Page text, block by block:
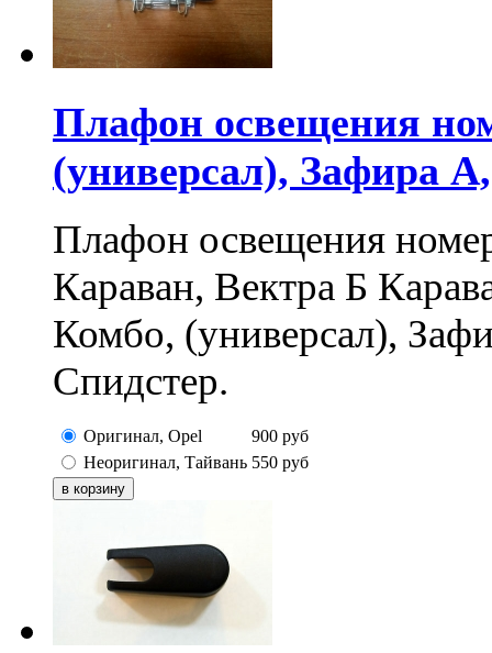
Плафон освещения
(универсал), Зафира
Плафон освещения
Караван, Вектра Б
Комбо, (универсал),
Спидстер.
Оригинал, Opel 900 руб
Неоригинал, Тайвань 550 руб